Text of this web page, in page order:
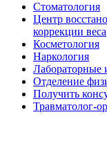
Стоматология
Центр
коррекции веса
Косметология
Наркология
Лабораторные
Отделение
Получить
Травматолог-